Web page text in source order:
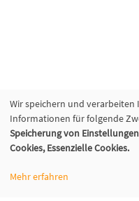
Wir speichern und verarbeiten
Informationen für folgende
Speicherung von
Cookies, Essenzielle Cookies.
Mehr erfahren